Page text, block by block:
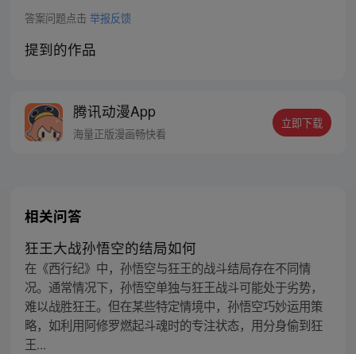
答案问题点击 举报反馈
提到的作品
腾讯动漫App
海量正版漫画畅快看
立即下载
相关问答
狂王大战孙悟空的结局如何
在《西行纪》中，孙悟空与狂王的战斗结局存在不同情
况。通常情况下，孙悟空单独与狂王战斗可能处于劣势，
难以战胜狂王。但在某些特定情境中，孙悟空巧妙运用策
略，如利用阿修罗燃起斗魂时的专注状态，用分身偷到狂
王...